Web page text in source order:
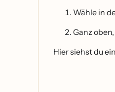
Wähle in
Ganz
Hier siehst du